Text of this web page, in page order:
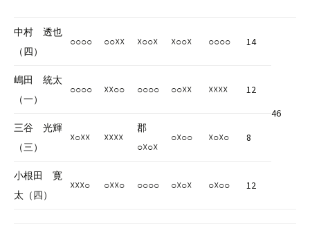
中村 透也
（四）
○○○○ ○○☓☓ ☓○○☓ ☓○○☓ ○○○○ 14
46
嶋田 統太
（一）
○○○○ ☓☓○○ ○○○○ ○○☓☓ ☓☓☓☓ 12
三谷 光輝
（三）
☓○☓☓ ☓☓☓☓
郡
○☓○☓
○☓○○ ☓○☓○ 8
小根田 寛
太（四）
☓☓☓○ ○☓☓○ ○○○○ ○☓○☓ ○☓○○ 12